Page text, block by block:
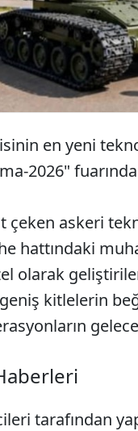
en yeni
2026"
çeken askeri
hattındaki
olarak
kitlelerin
tarafından